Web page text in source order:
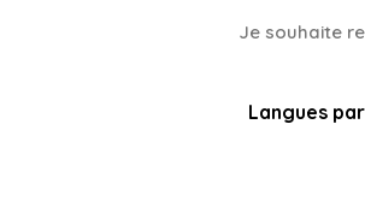
Je souhaite
Langues